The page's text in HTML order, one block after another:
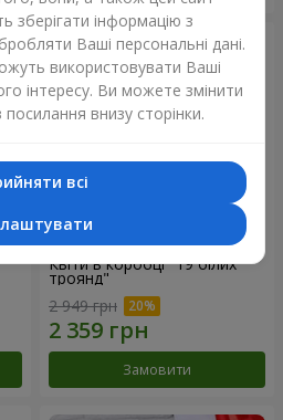
Квіти в коробці "19 білих
троянд"
2 949 грн
Замовити
зберігати інформацію з
Ваші персональні дані.
використовувати Ваші
інтересу. Ви можете змінити
посилання внизу сторінки.
всі